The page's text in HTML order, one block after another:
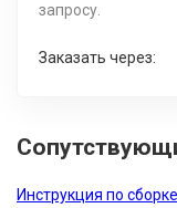
запросу.
Заказать через:
Инструкция по